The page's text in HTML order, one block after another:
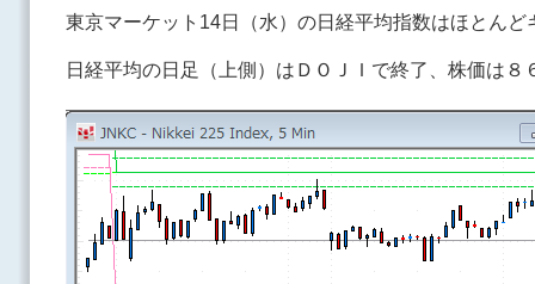
東京マーケット14日（水）の日経平均指数はほとん
日経平均の日足（上側）はＤＯＪＩで終了、株価は８